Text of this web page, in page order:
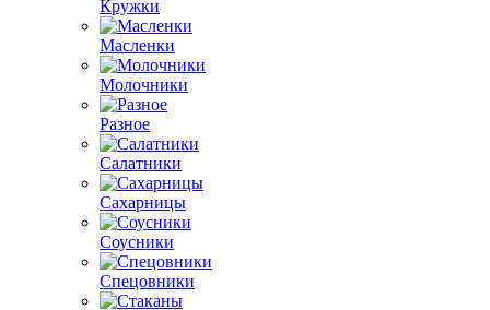
Кружки
Масленки
Молочники
Разное
Салатники
Сахарницы
Соусники
Спецовники